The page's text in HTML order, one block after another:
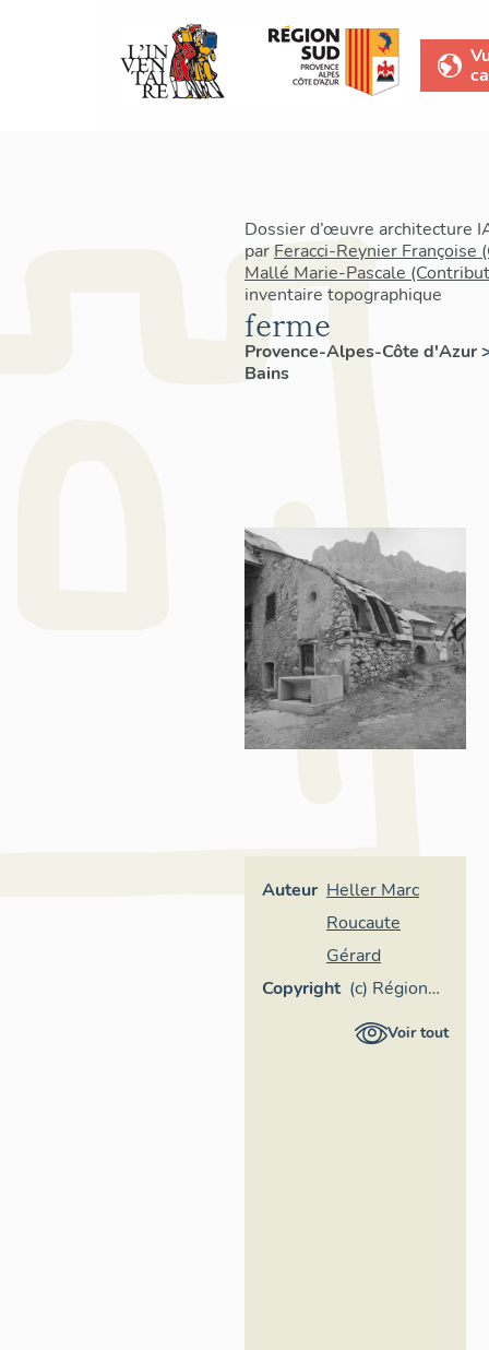
Dossier d’œuvre architecture
par Feracci-Reynier Françoise
Mallé Marie-Pascale
inventaire topographique
ferme
Provence-Alpes-Côte d'Azur
Bains
Auteur Heller Marc
Roucaute
Gérard
Copyright (c) Région
Provence-Voir tout